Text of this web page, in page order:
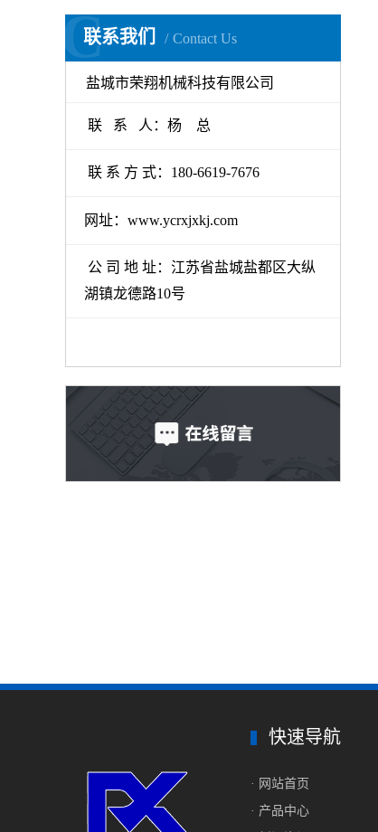
联系我们 Contact Us
C
盐城市荣翔机械科技有限公司
联 系 人：杨 总
联 系 方 式：180-6619-7676
网址：www.ycrxjxkj.com
公 司 地 址：江苏省盐城盐都区大纵
湖镇龙德路10号
快速导航
· 网站首页
· 产品中心